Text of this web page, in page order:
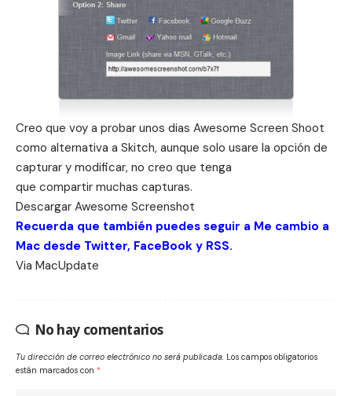
Creo que voy a probar unos dias Awesome Screen Shoot
como alternativa a Skitch, aunque solo usare la opción de
capturar y modificar, no creo que tenga
que compartir muchas capturas.
Descargar Awesome Screenshot
Recuerda que también puedes seguir a Me cambio a
Mac desde Twitter, FaceBook y RSS.
Via MacUpdate
No hay comentarios
Tu dirección de correo electrónico no será publicada. Los campos obligatorios
están marcados con *